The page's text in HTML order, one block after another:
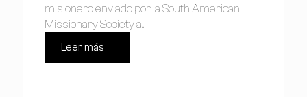
misionero enviado por la South American
Missionary Society a...
Leer más